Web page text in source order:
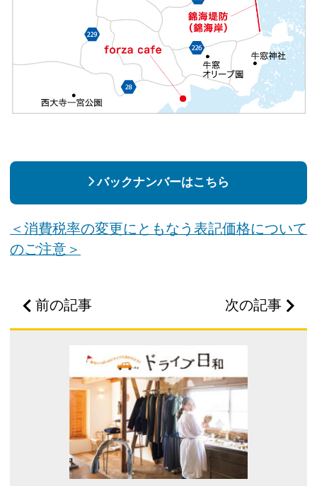
バックナンバーはこちら
＜消費税率の変更にともなう表記価格について
のご注意＞
前の記事 次の記事